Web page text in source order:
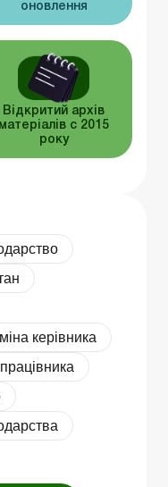
оновлення
Відкритий архів
матеріалів c 2015
року
керівника